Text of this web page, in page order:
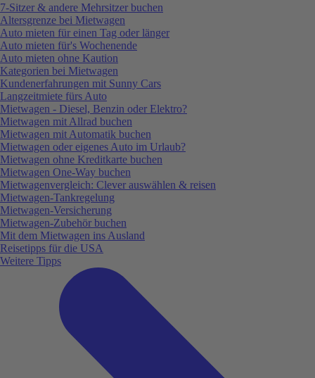
7-Sitzer & andere Mehrsitzer buchen
Altersgrenze bei Mietwagen
Auto mieten für einen Tag oder länger
Auto mieten für's Wochenende
Auto mieten ohne Kaution
Kategorien bei Mietwagen
Kundenerfahrungen mit Sunny Cars
Langzeitmiete fürs Auto
Mietwagen - Diesel, Benzin oder Elektro?
Mietwagen mit Allrad buchen
Mietwagen mit Automatik buchen
Mietwagen oder eigenes Auto im Urlaub?
Mietwagen ohne Kreditkarte buchen
Mietwagen One-Way buchen
Mietwagenvergleich: Clever auswählen & reisen
Mietwagen-Tankregelung
Mietwagen-Versicherung
Mietwagen-Zubehör buchen
Mit dem Mietwagen ins Ausland
Reisetipps für die USA
Weitere Tipps